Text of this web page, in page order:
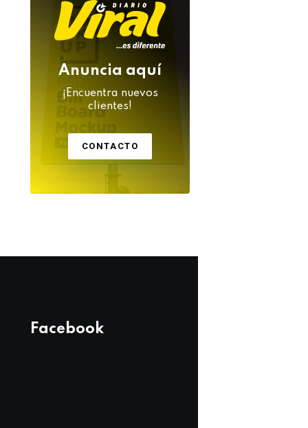
Anuncia aquí
¡Encuentra nuevos
clientes!
CONTACTO
Facebook